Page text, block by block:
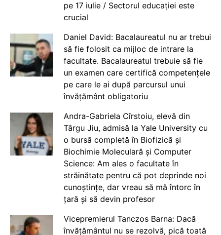
pe 17 iulie / Sectorul educației este
crucial
Daniel David: Bacalaureatul nu ar trebui
să fie folosit ca mijloc de intrare la
facultate. Bacalaureatul trebuie să fie
un examen care certifică competențele
pe care le ai după parcursul unui
învățământ obligatoriu
Andra-Gabriela Cîrstoiu, elevă din
Târgu Jiu, admisă la Yale University cu
o bursă completă în Biofizică și
Biochimie Moleculară și Computer
Science: Am ales o facultate în
străinătate pentru că pot deprinde noi
cunoștințe, dar vreau să mă întorc în
țară și să devin profesor
Vicepremierul Tanczos Barna: Dacă
învățământul nu se rezolvă, pică toată